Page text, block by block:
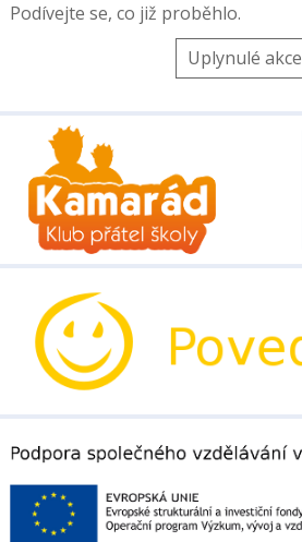
Podívejte se, co již proběhlo.
Uplynulé akce